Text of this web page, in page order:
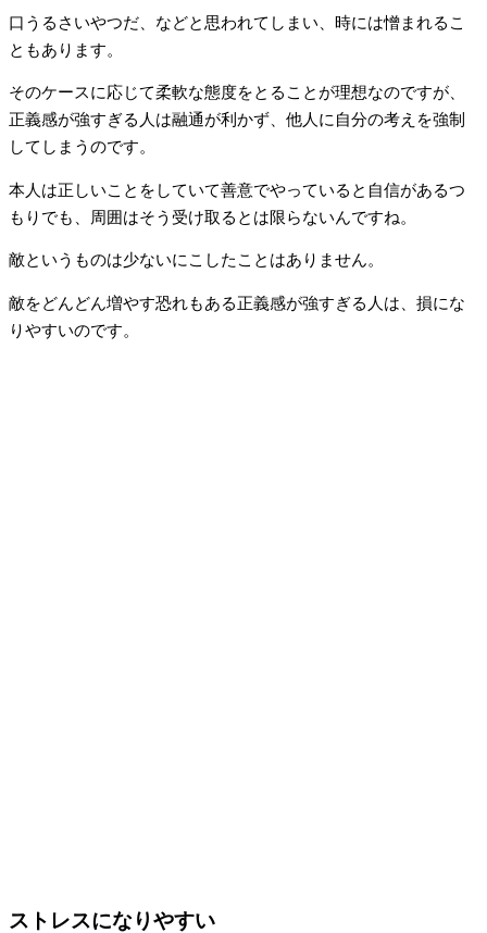
口うるさいやつだ、などと思われてしまい、時には憎まれるこ
ともあります。
そのケースに応じて柔軟な態度をとることが理想なのですが、
正義感が強すぎる人は融通が利かず、他人に自分の考えを強制
してしまうのです。
本人は正しいことをしていて善意でやっていると自信があるつ
もりでも、周囲はそう受け取るとは限らないんですね。
敵というものは少ないにこしたことはありません。
敵をどんどん増やす恐れもある正義感が強すぎる人は、損にな
りやすいのです。
ストレスになりやすい